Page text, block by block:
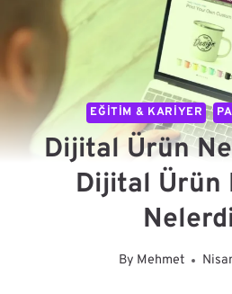
EĞITIM & KARIYER
Dijital Ürün
Dijital Ürün
By Mehmet